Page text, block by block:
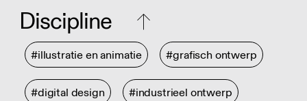
Discipline
#illustratie en animatie #grafisch ontwerp
#digital design #industrieel ontwerp